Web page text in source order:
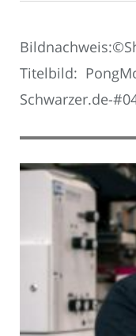
Titelbild:
Schwarzer.de-